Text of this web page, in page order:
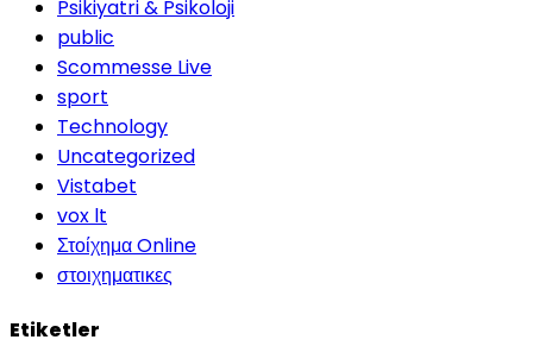
Psikiyatri & Psikoloji
public
Scommesse Live
sport
Technology
Uncategorized
Vistabet
vox lt
Στοίχημα Online
στοιχηματικες
Etiketler